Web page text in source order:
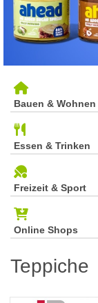
Bauen & Wohnen
Essen & Trinken
Freizeit & Sport
Online Shops
Teppiche